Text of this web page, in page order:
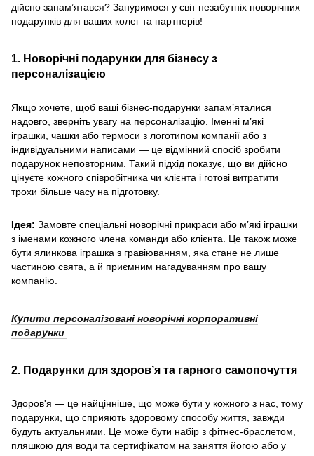
дійсно запам’ятався? Зануримося у світ незабутніх новорічних
подарунків для ваших колег та партнерів!
1. Новорічні подарунки для бізнесу з
персоналізацією
Якщо хочете, щоб ваші бізнес-подарунки запам’яталися
надовго, зверніть увагу на персоналізацію. Іменні м’які
іграшки, чашки або термоси з логотипом компанії або з
індивідуальними написами — це відмінний спосіб зробити
подарунок неповторним. Такий підхід показує, що ви дійсно
цінуєте кожного співробітника чи клієнта і готові витратити
трохи більше часу на підготовку.
Ідея: Замовте спеціальні новорічні прикраси або м’які іграшки
з іменами кожного члена команди або клієнта. Це також може
бути ялинкова іграшка з гравіюванням, яка стане не лише
частиною свята, а й приємним нагадуванням про вашу
компанію.
Купити персоналізовані новорічні корпоративні
подарунки
2. Подарунки для здоров’я та гарного самопочуття
Здоров'я — це найцінніше, що може бути у кожного з нас, тому
подарунки, що сприяють здоровому способу життя, завжди
будуть актуальними. Це може бути набір з фітнес-браслетом,
пляшкою для води та сертифікатом на заняття йогою або у